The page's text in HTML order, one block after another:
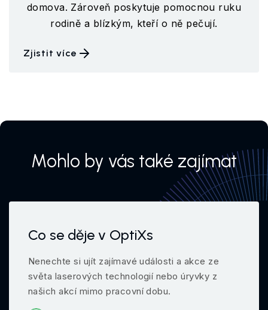
domova. Zároveň poskytuje pomocnou ruku
rodině a blízkým, kteří o ně pečují.
Zjistit více
Mohlo by vás také zajímat
Co se děje v OptiXs
Nenechte si ujít zajímavé události a akce ze
světa laserových technologií nebo úryvky z
našich akcí mimo pracovní dobu.